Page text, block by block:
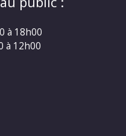
à 18h00
à 12h00